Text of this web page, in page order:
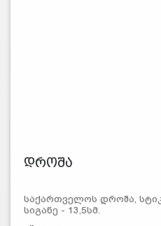
დროშა
საქართველოს დროშა,
სიგანე - 13,5სმ.